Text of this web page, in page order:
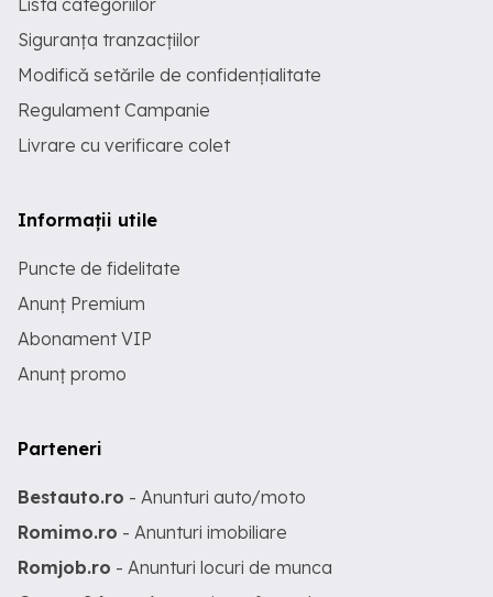
Lista categoriilor
Siguranța tranzacțiilor
Modifică setările de confidențialitate
Regulament Campanie
Livrare cu verificare colet
Informații utile
Puncte de fidelitate
Anunț Premium
Abonament VIP
Anunț promo
Parteneri
Bestauto.ro - Anunturi auto/moto
Romimo.ro - Anunturi imobiliare
Romjob.ro - Anunturi locuri de munca